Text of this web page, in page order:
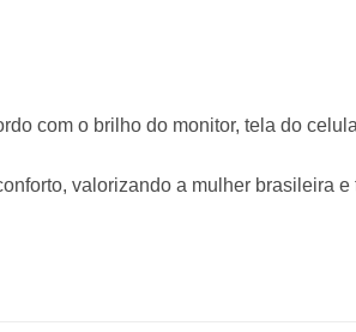
com o brilho do monitor, tela do
valorizando a mulher brasileira e